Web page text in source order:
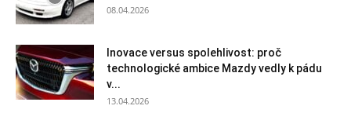
08.04.2026
Inovace versus spolehlivost: proč
technologické ambice Mazdy vedly k pádu
v...
13.04.2026